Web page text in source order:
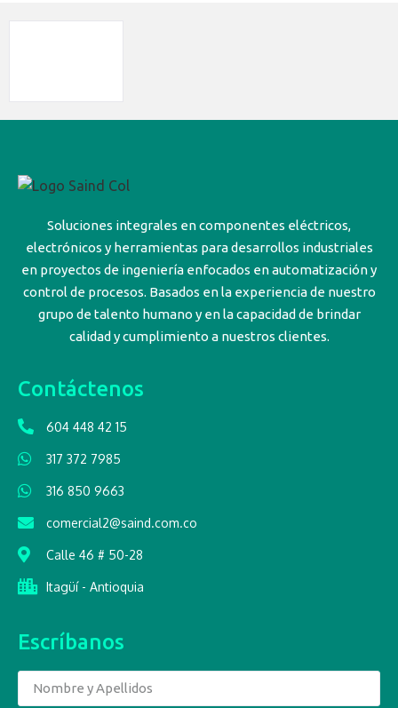
Soluciones integrales en componentes eléctricos,
electrónicos y herramientas para desarrollos industriales
en proyectos de ingeniería enfocados en automatización y
control de procesos. Basados en la experiencia de nuestro
grupo de talento humano y en la capacidad de brindar
calidad y cumplimiento a nuestros clientes.
Contáctenos
604 448 42 15
317 372 7985
316 850 9663
comercial2@saind.com.co
Calle 46 # 50-28
Itagüí - Antioquia
Escríbanos